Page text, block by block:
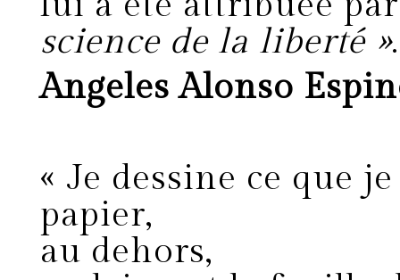
science de la liberté ».
Angeles Alonso
« Je dessine ce que
papier,
au dehors,